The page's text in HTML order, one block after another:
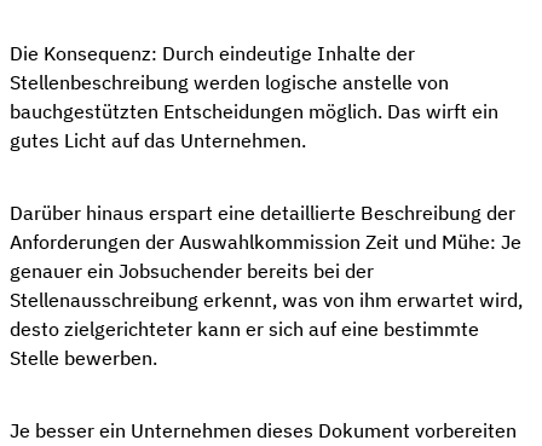
Die Konsequenz: Durch eindeutige Inhalte der
Stellenbeschreibung werden logische anstelle von
bauchgestützten Entscheidungen möglich. Das wirft ein
gutes Licht auf das Unternehmen.
Darüber hinaus erspart eine detaillierte Beschreibung der
Anforderungen der Auswahlkommission Zeit und Mühe: Je
genauer ein Jobsuchender bereits bei der
Stellenausschreibung erkennt, was von ihm erwartet wird,
desto zielgerichteter kann er sich auf eine bestimmte
Stelle bewerben.
Je besser ein Unternehmen dieses Dokument vorbereiten